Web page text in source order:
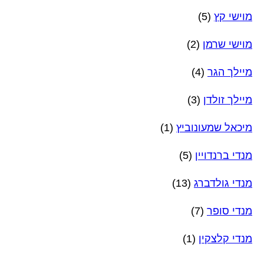
מוישי קץ (5)
מוישי שרמן (2)
מיילך הגר (4)
מיילך זולדן (3)
מיכאל שמעונוביץ (1)
מנדי ברנדויין (5)
מנדי גולדברג (13)
מנדי סופר (7)
מנדי קלצקין (1)